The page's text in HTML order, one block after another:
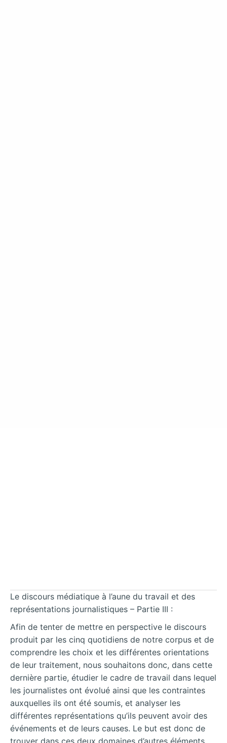
Le discours médiatique à l’aune du travail et des
représentations journalistiques – Partie III :
Afin de tenter de mettre en perspective le discours
produit par les cinq quotidiens de notre corpus et de
comprendre les choix et les différentes orientations
de leur traitement, nous souhaitons donc, dans cette
dernière partie, étudier le cadre de travail dans lequel
les journalistes ont évolué ainsi que les contraintes
auxquelles ils ont été soumis, et analyser les
différentes représentations qu’ils peuvent avoir des
événements et de leurs causes. Le but est donc de
trouver dans ces deux domaines d’autres éléments